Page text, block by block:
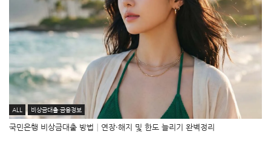
ALL 비상금대출·금융정보
국민은행 비상금대출 방법│연장·해지 및 한도 늘리기 완벽정리